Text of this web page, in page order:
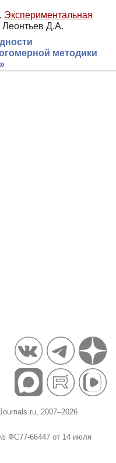
, Экспериментальная
Д.А.
методики
2007–2026
ФС77-66447 от 14 июля